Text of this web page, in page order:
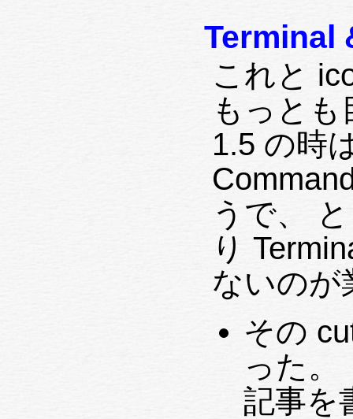
Terminal
これと
もっとも
1.5 の時
うで、
り
ないのが
その
った。
記事を